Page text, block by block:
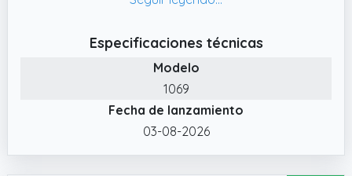
piel para poder abrigar correctamente.
de neopreno largos son difíciles de poner, ¡no
este! El extralargo y robusto cierre de
cremallera en la espalda (Back Zip) con
cordón de tira extendido te permite ponerte
y quitarte el traje de forma totalmente
Especificaciones técnicas
Modelo
1069
Fecha de lanzamiento
03-08-2026